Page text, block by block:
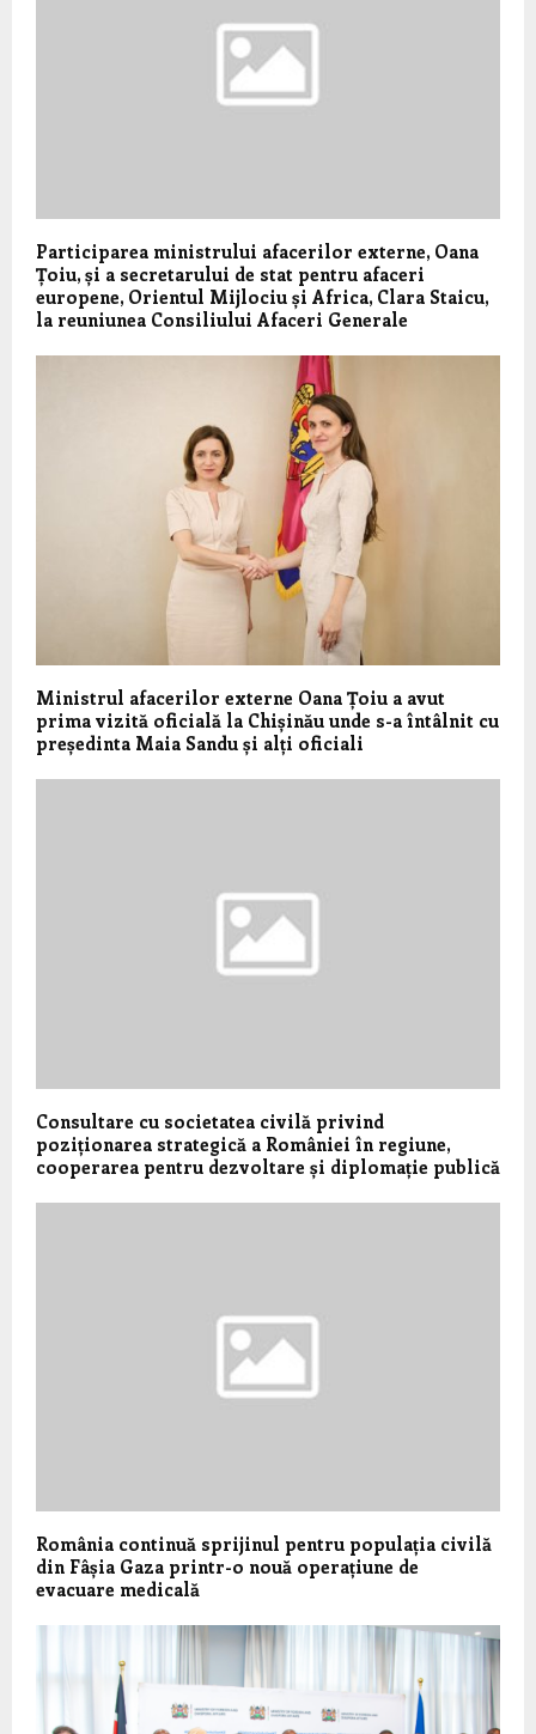
Participarea ministrului afacerilor externe, Oana
Țoiu, și a secretarului de stat pentru afaceri
europene, Orientul Mijlociu și Africa, Clara Staicu,
la reuniunea Consiliului Afaceri Generale
Ministrul afacerilor externe Oana Țoiu a avut
prima vizită oficială la Chișinău unde s-a întâlnit cu
președinta Maia Sandu și alți oficiali
Consultare cu societatea civilă privind
poziționarea strategică a României în regiune,
cooperarea pentru dezvoltare și diplomație publică
România continuă sprijinul pentru populația civilă
din Fâșia Gaza printr-o nouă operațiune de
evacuare medicală